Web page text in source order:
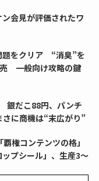
会見が評価されたワ
題をクリア “消臭”を
一般向け攻略の鍵
銀だこ88円、パンチ
に商機は“末広がり”
権コンテンツの格」
プシール」、生産3～